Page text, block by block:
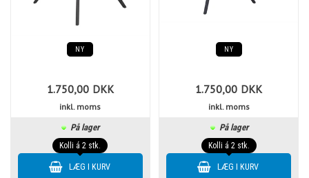
NY
1.750,00 DKK
inkl. moms
På lager
Kolli á 2 stk.
NY
1.750,00 DKK
inkl. moms
På lager
Kolli á 2 stk.